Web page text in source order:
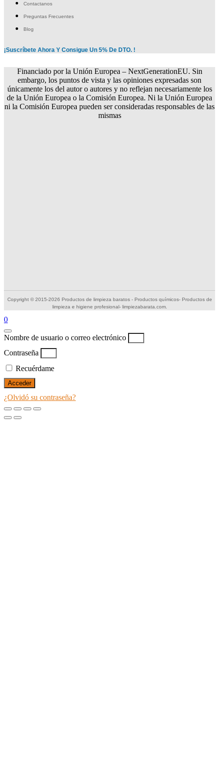
Contactanos
Preguntas Frecuentes
Blog
¡Suscríbete Ahora Y Consigue Un 5% De DTO. !
Financiado por la Unión Europea – NextGenerationEU. Sin
embargo, los puntos de vista y las opiniones expresadas son
únicamente los del autor o autores y no reflejan necesariamente los
de la Unión Europea o la Comisión Europea. Ni la Unión Europea
ni la Comisión Europea pueden ser consideradas responsables de las
mismas
Copyright © 2015-2026 Productos de limpieza baratos - Productos químicos- Productos de
limpieza e higiene profesional- limpiezabarata.com.
0
Nombre de usuario o correo electrónico
Contraseña
Recuérdame
Acceder
¿Olvidó su contraseña?